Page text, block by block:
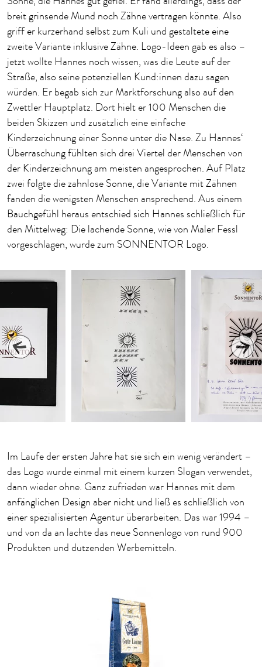
breit grinsende Mund noch Zähne vertragen könnte. Also
griff er kurzerhand selbst zum Kuli und gestaltete eine
zweite Variante inklusive Zähne. Logo-Ideen gab es also –
jetzt wollte Hannes noch wissen, was die Leute auf der
Straße, also seine potenziellen Kund:innen dazu sagen
würden. Er begab sich zur Marktforschung also auf den
Zwettler Hauptplatz. Dort hielt er 100 Menschen die
beiden Skizzen und zusätzlich eine einfache
Kinderzeichnung einer Sonne unter die Nase. Zu Hannes‘
Überraschung fühlten sich drei Viertel der Menschen von
der Kinderzeichnung am meisten angesprochen. Auf Platz
zwei folgte die zahnlose Sonne, die Variante mit Zähnen
fanden die wenigsten Menschen ansprechend. Aus einem
Bauchgefühl heraus entschied sich Hannes schließlich für
den Mittelweg: Die lachende Sonne, wie von Maler Fessl
vorgeschlagen, wurde zum SONNENTOR Logo.
Im Laufe der ersten Jahre hat sie sich ein wenig verändert –
das Logo wurde einmal mit einem kurzen Slogan verwendet,
dann wieder ohne. Ganz zufrieden war Hannes mit dem
anfänglichen Design aber nicht und ließ es schließlich von
einer spezialisierten Agentur überarbeiten. Das war 1994 –
und von da an lachte das neue Sonnenlogo von rund 900
Produkten und dutzenden Werbemitteln.